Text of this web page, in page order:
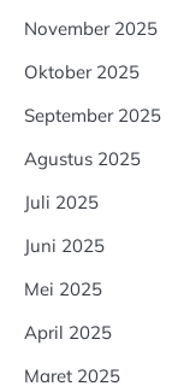
November 2025
Oktober 2025
September 2025
Agustus 2025
Juli 2025
Juni 2025
Mei 2025
April 2025
Maret 2025